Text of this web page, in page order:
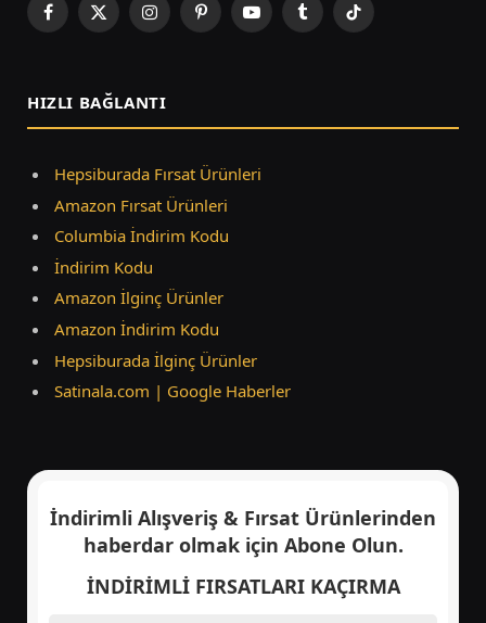
Facebook
X
InstagramPinterestYouTubeTumblrTikTok
HIZLI BAĞLANTI
Hepsiburada Fırsat Ürünleri
Amazon Fırsat Ürünleri
Columbia İndirim Kodu
İndirim Kodu
Amazon İlginç Ürünler
Amazon İndirim Kodu
Hepsiburada İlginç Ürünler
Satinala.com | Google Haberler
İndirimli Alışveriş & Fırsat Ürünlerinden
haberdar olmak için Abone Olun.
İNDİRİMLİ FIRSATLARI KAÇIRMA